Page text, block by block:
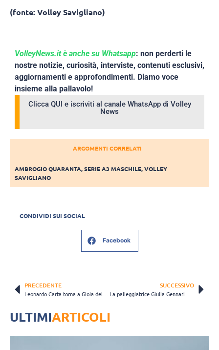
(fonte: Volley Savigliano)
VolleyNews.it è anche su Whatsapp: non perderti le
nostre notizie, curiosità, interviste, contenuti esclusivi,
aggiornamenti e approfondimenti. Diamo voce
insieme alla pallavolo!
Clicca QUI e iscriviti al canale WhatsApp di Volley
News
ARGOMENTI CORRELATI
AMBROGIO QUARANTA,SERIE A3 MASCHILE,VOLLEY
SAVIGLIANO
CONDIVIDI SUI SOCIAL
Facebook
PRECEDENTE SUCCESSIVO
ULTIMIARTICOLI